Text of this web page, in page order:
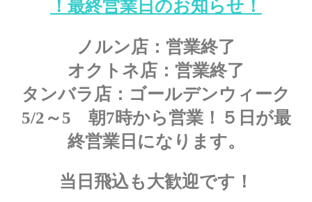
！最終営業日のお知らせ！
ノルン店：営業終了
オクトネ店：営業終了
タンバラ店：ゴールデンウィーク
5/2～5 朝7時から営業！５日が最
終営業日になります。
当日飛込も大歓迎です！